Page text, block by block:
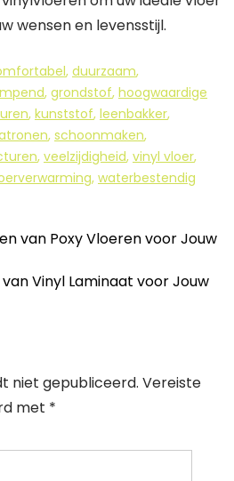
wensen en levensstijl.
, duurzaam,
, grondstof, hoogwaardige
, kunststof, leenbakker,
, schoonmaken,
, veelzijdigheid, vinyl vloer,
, waterbestendig
van Poxy Vloeren voor Jouw
Vinyl Laminaat voor Jouw
niet gepubliceerd. Vereiste
met *